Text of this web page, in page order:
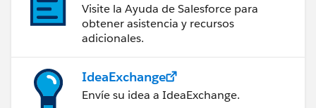
Visite la Ayuda de Salesforce para
obtener asistencia y recursos
adicionales.
IdeaExchange
Envíe su idea a IdeaExchange.